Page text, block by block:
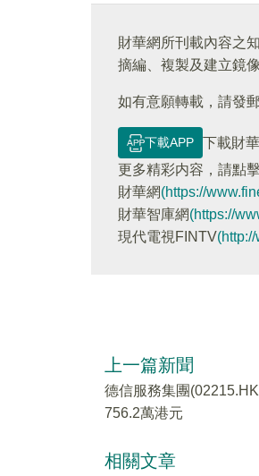
財華網所刊載內容之
摘編、複製及建立鏡
如有意願轉載，請發
下載APP
下載財
更多精彩内容，請點擊
財華網(https://
財華智庫網(https://
現代電視FINTV
上一篇新聞
德信服務集團
756.2萬港元
相關文章